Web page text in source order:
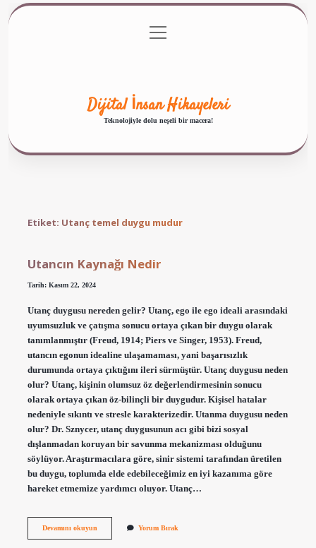
Gizlilik Politikası
menüyü
aç
Dijital İnsan Hikayeleri
Teknolojiyle dolu neşeli bir macera!
Etiket: Utanç temel duygu mudur
Utancın Kaynağı Nedir
Tarih: Kasım 22, 2024
Utanç duygusu nereden gelir? Utanç, ego ile ego ideali arasındaki
uyumsuzluk ve çatışma sonucu ortaya çıkan bir duygu olarak
tanımlanmıştır (Freud, 1914; Piers ve Singer, 1953). Freud,
utancın egonun idealine ulaşamaması, yani başarısızlık
durumunda ortaya çıktığını ileri sürmüştür. Utanç duygusu neden
olur? Utanç, kişinin olumsuz öz değerlendirmesinin sonucu
olarak ortaya çıkan öz-bilinçli bir duygudur. Kişisel hatalar
nedeniyle sıkıntı ve stresle karakterizedir. Utanma duygusu neden
olur? Dr. Sznycer, utanç duygusunun acı gibi bizi sosyal
dışlanmadan koruyan bir savunma mekanizması olduğunu
söylüyor. Araştırmacılara göre, sinir sistemi tarafından üretilen
bu duygu, toplumda elde edebileceğimiz en iyi kazanıma göre
hareket etmemize yardımcı oluyor. Utanç…
Devamını okuyunUtancın
Yorum Bırak